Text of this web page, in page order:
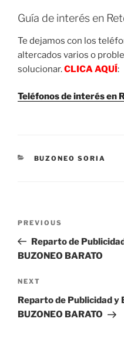
Guía de interés en
Te dejamos con los
altercados varios o
solucionar.CLICA AQUÍ:
Teléfonos de interés en
CATEGORIES
BUZONEO SORIA
Previous
Post
PREVIOUS
Reparto de
BUZONEO BARATO
Next
Post
NEXT
Reparto de Publicidad y
BUZONEO BARATO